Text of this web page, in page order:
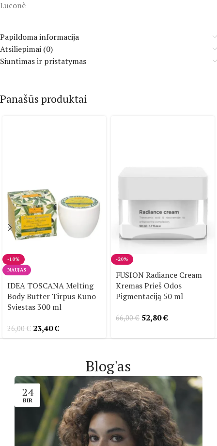
Luconè
Papildoma informacija
Atsiliepimai (0)
Siuntimas ir pristatymas
Panašūs produktai
-10%
NAUJAS
IDEA TOSCANA Melting
Body Butter Tirpus Kūno
Sviestas 300 ml
26,00€ 23,40€
-20%
FUSION Radiance Cream
Kremas Prieš Odos
Pigmentaciją 50 ml
66,00€ 52,80€
Blog'as
24
BIR